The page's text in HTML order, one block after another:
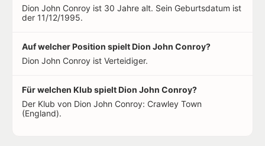
Dion John Conroy ist 30 Jahre alt. Sein Geburtsdatum ist
der 11/12/1995.
Auf welcher Position spielt Dion John Conroy?
Dion John Conroy ist Verteidiger.
Für welchen Klub spielt Dion John Conroy?
Der Klub von Dion John Conroy: Crawley Town
(England).